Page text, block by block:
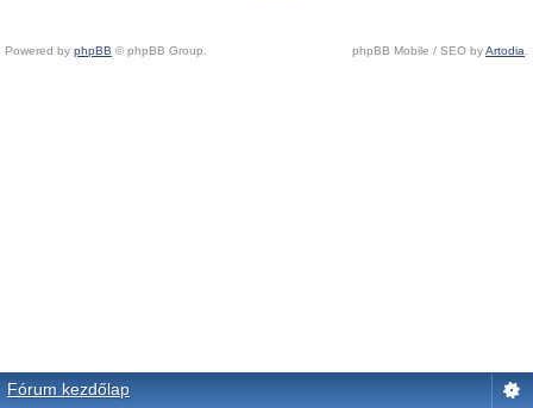
Powered by phpBB © phpBB Group. phpBB Mobile / SEO byArtodia.
Fórum kezdőlap